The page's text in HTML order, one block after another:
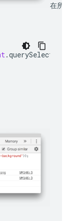
在所
.querySelector